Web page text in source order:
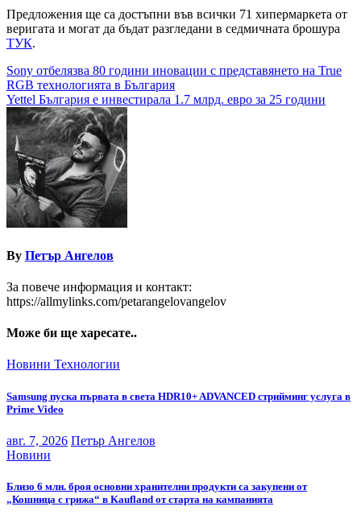
Предложения ще са достъпни във всички 71 хипермаркета от
веригата и могат да бъдат разгледани в седмичната брошура
ТУК.
Навигация
Sony отбелязва 80 години иновации с представянето на True
RGB технологията в България
Yettel България е инвестирала 1.7 млрд. евро за 25 години
By Петър Ангелов
За повече информация и контакт:
https://allmylinks.com/petarangelovangelov
Може би ще харесате..
Новини Технологии
Samsung пуска първата в света HDR10+ ADVANCED стрийминг услуга в
Prime Video
авг. 7, 2026 Петър Ангелов
Новини
Близо 6 млн. броя основни хранителни продукти са закупени от
„Кошница с грижа“ в Kaufland от старта на кампанията